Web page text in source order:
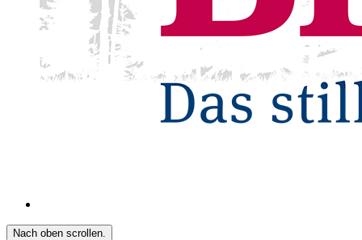
Nach oben scrollen.